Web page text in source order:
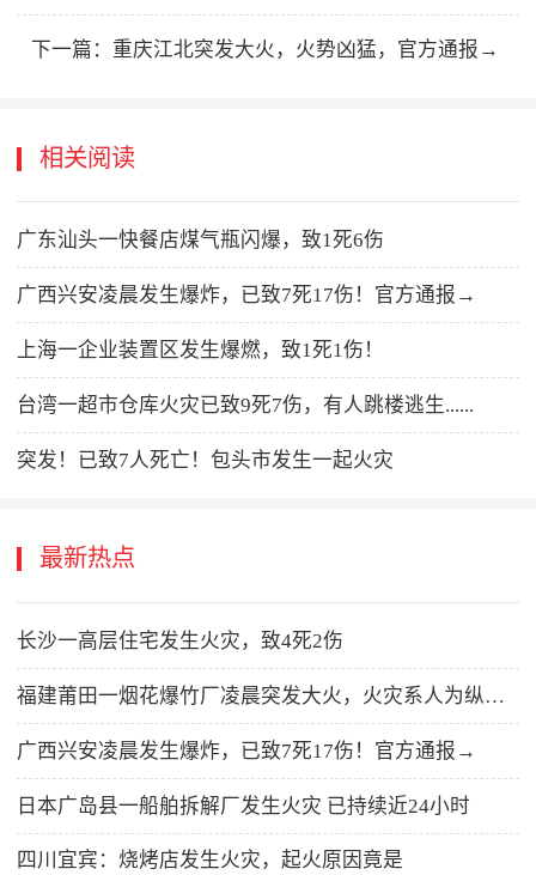
下一篇： 重庆江北突发大火，火势凶猛，官方通报→
相关阅读
广东汕头一快餐店煤气瓶闪爆，致1死6伤
广西兴安凌晨发生爆炸，已致7死17伤！官方通报→
上海一企业装置区发生爆燃，致1死1伤！
台湾一超市仓库火灾已致9死7伤，有人跳楼逃生......
突发！已致7人死亡！包头市发生一起火灾
最新热点
长沙一高层住宅发生火灾，致4死2伤
福建莆田一烟花爆竹厂凌晨突发大火，火灾系人为纵火，嫌疑人已被警方控制
广西兴安凌晨发生爆炸，已致7死17伤！官方通报→
日本广岛县一船舶拆解厂发生火灾 已持续近24小时
四川宜宾：烧烤店发生火灾，起火原因竟是